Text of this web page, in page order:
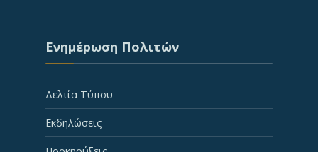
Ενημέρωση Πολιτών
Δελτία Τύπου
Εκδηλώσεις